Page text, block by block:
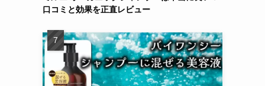
口コミと効果を正直レビュー